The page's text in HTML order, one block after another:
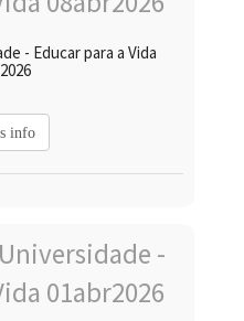
- Educar para a Vida
info